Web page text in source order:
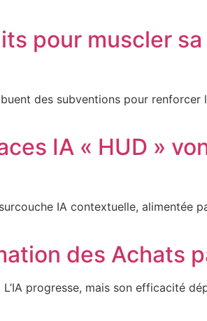
pour muscler sa
des subventions pour renforcer
IA « HUD »
IA contextuelle, alimentée
des Achats
progresse, mais son efficacité